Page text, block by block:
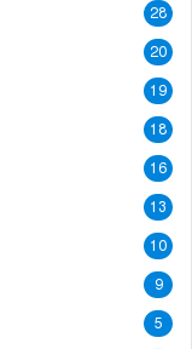
28
20
19
18
16
13
10
9
5